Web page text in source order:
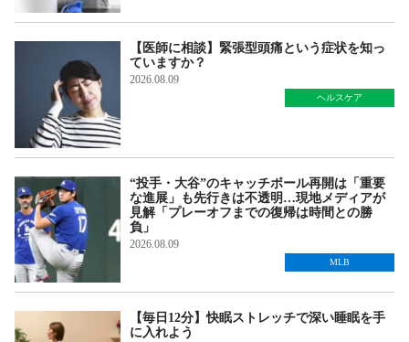
【医師に相談】緊張型頭痛という症状を知っ
ていますか？
2026.08.09
ヘルスケア
“投手・大谷”のキャッチボール再開は「重要
な進展」も先行きは不透明…現地メディアが
見解「プレーオフまでの復帰は時間との勝
負」
2026.08.09
MLB
【毎日12分】快眠ストレッチで深い睡眠を手
に入れよう